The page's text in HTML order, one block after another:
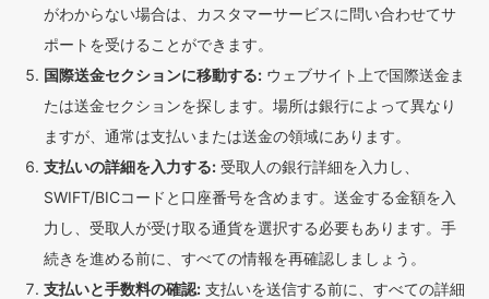
がわからない場合は、カスタマーサービスに問い合わせてサ
ポートを受けることができます。
国際送金セクションに移動する: ウェブサイト上で国際送金ま
たは送金セクションを探します。場所は銀行によって異なり
ますが、通常は支払いまたは送金の領域にあります。
支払いの詳細を入力する: 受取人の銀行詳細を入力し、
SWIFT/BICコードと口座番号を含めます。送金する金額を入
力し、受取人が受け取る通貨を選択する必要もあります。手
続きを進める前に、すべての情報を再確認しましょう。
支払いと手数料の確認: 支払いを送信する前に、すべての詳細